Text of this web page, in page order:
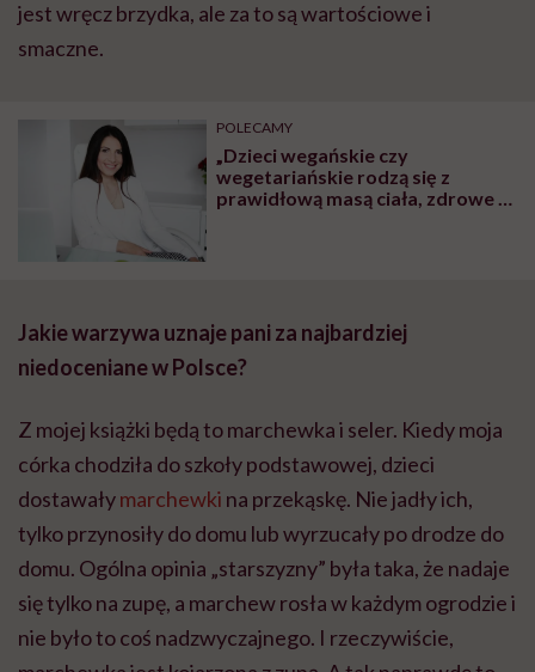
jest wręcz brzydka, ale za to są wartościowe i
smaczne.
POLECAMY
„Dzieci wegańskie czy
wegetariańskie rodzą się z
prawidłową masą ciała, zdrowe i
Jakie warzywa uznaje pani za najbardziej
niedoceniane w Polsce?
Z mojej książki będą to marchewka i seler. Kiedy moja
córka chodziła do szkoły podstawowej, dzieci
dostawałymarchewki na przekąskę. Nie jadły ich,
tylko przynosiły do domu lub wyrzucały po drodze do
domu. Ogólna opinia „starszyzny” była taka, że nadaje
się tylko na zupę, a marchew rosła w każdym ogrodzie i
nie było to coś nadzwyczajnego. I rzeczywiście,